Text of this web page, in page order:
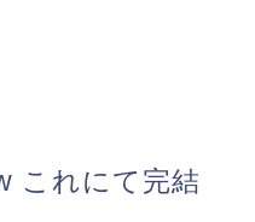
これにて完結